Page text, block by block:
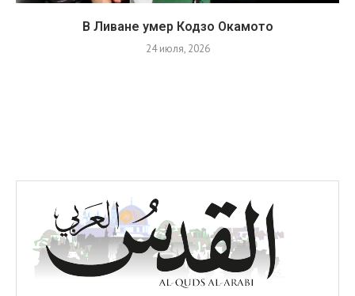
В Ливане умер Кодзо Окамото
24 июля, 2026